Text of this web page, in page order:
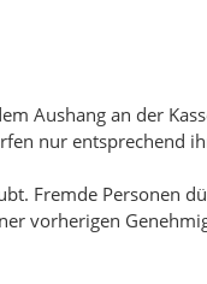
Aushang an der
nur
Fremde
vorherigen